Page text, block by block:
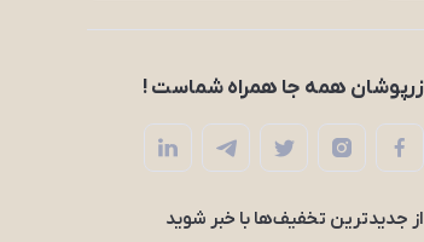
زرپوشان همه جا همراه شماست !
از جدید‌ترین تخفیف‌ها با‌ خبر شوید